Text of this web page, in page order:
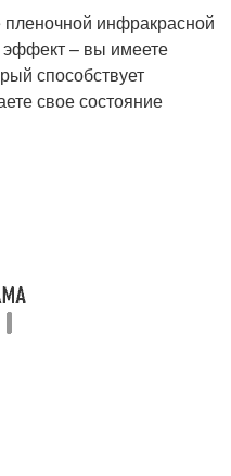
инфракрасной
эффект – вы имеете
способствует
свое состояние